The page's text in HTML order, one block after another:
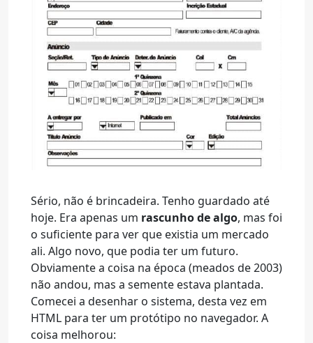
Sério, não é brincadeira. Tenho guardado até
hoje. Era apenas um rascunho de algo, mas foi
o suficiente para ver que existia um mercado
ali. Algo novo, que podia ter um futuro.
Obviamente a coisa na época (meados de 2003)
não andou, mas a semente estava plantada.
Comecei a desenhar o sistema, desta vez em
HTML para ter um protótipo no navegador. A
coisa melhorou: